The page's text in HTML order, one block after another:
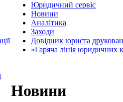
Юридичний сервіс
Новини
Аналітика
Заходи
Довідник юриста
«Гаряча лінія юридичних
Новини